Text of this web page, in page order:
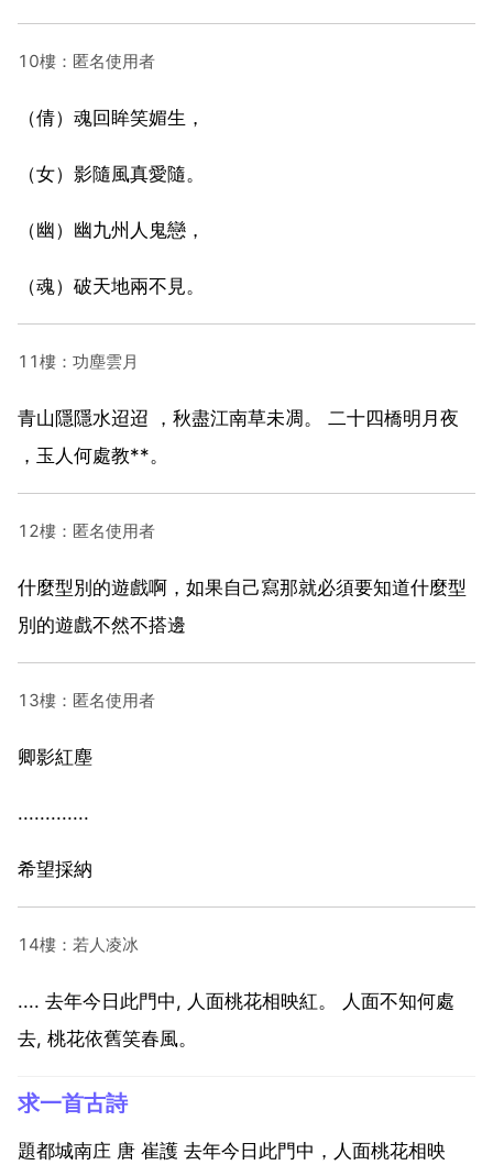
10樓：匿名使用者
（倩）魂回眸笑媚生，
（女）影隨風真愛隨。
（幽）幽九州人鬼戀，
（魂）破天地兩不見。
11樓：功塵雲月
青山隱隱水迢迢 ，秋盡江南草未凋。 二十四橋明月夜
，玉人何處教**。
12樓：匿名使用者
什麼型別的遊戲啊，如果自己寫那就必須要知道什麼型
別的遊戲不然不搭邊
13樓：匿名使用者
卿影紅塵
.............
希望採納
14樓：若人凌冰
.... 去年今日此門中, 人面桃花相映紅。 人面不知何處
去, 桃花依舊笑春風。
求一首古詩
題都城南庄 唐 崔護 去年今日此門中，人面桃花相映